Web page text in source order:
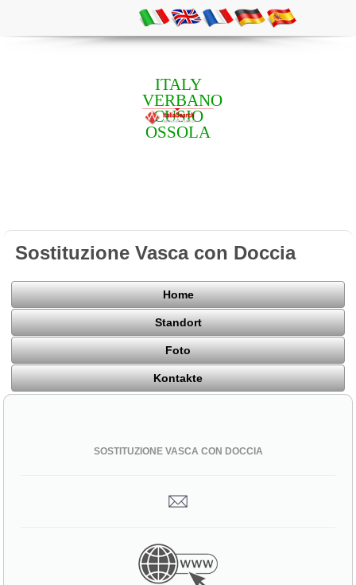
ITALY
VERBANO
CUSIO
OSSOLA
Sostituzione Vasca con Doccia
Home
Standort
Foto
Kontakte
SOSTITUZIONE VASCA CON DOCCIA